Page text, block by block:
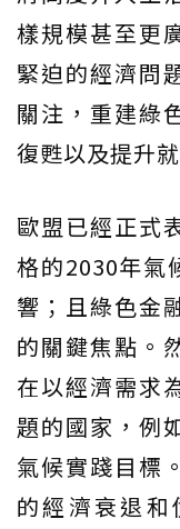
樣規模甚至更
緊迫的經濟問
關注，重建綠
復甦以及提升
歐盟已經正式
格的2030年氣
響；且綠色金
的關鍵焦點。
在以經濟需求
題的國家，例
氣候實踐目標
的經濟衰退